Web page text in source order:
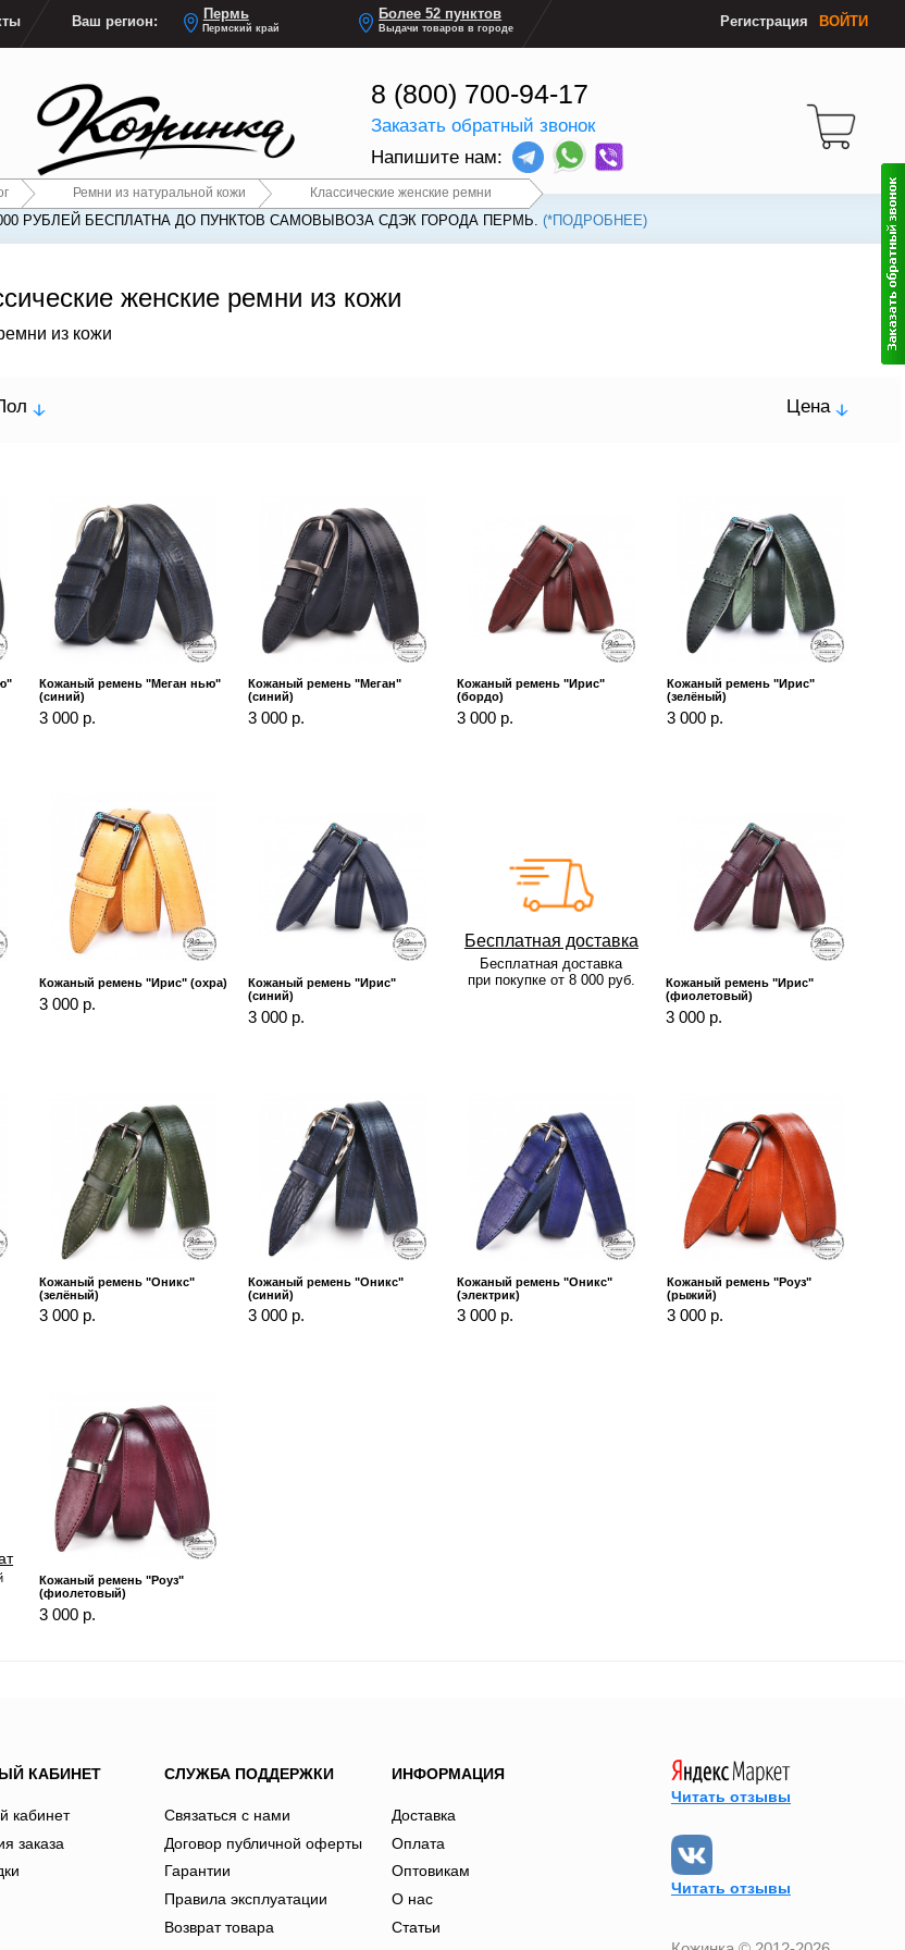
Ваш регион: Пермь
Пермский край
Более 52 пунктов
Выдачи товаров в городе Регистрация ВОЙТИ
8 (800) 700-94-17
Заказать обратный звонок
Напишите нам:
Ремни из натуральной кожи Классические женские ремни
РУБЛЕЙ БЕСПЛАТНА ДО ПУНКТОВ САМОВЫВОЗА СДЭК ГОРОДА ПЕРМЬ. (*ПОДРОБНЕЕ)
женские ремни из кожи
из кожи
Цена
Кожаный ремень "Меган нью"
(синий)
3 000 р.
Кожаный ремень "Меган"
(синий)
3 000 р.
Кожаный ремень "Ирис"
(бордо)
3 000 р.
Кожаный ремень "Ирис"
(зелёный)
3 000 р.
Кожаный ремень "Ирис" (охра)
3 000 р.
Кожаный ремень "Ирис"
(синий)
3 000 р.
Бесплатная доставка
Бесплатная доставка
при покупке от 8 000 руб.
Кожаный ремень "Ирис"
(фиолетовый)
3 000 р.
Кожаный ремень "Оникс"
(зелёный)
3 000 р.
Кожаный ремень "Оникс"
(синий)
3 000 р.
Кожаный ремень "Оникс"
(электрик)
3 000 р.
Кожаный ремень "Роуз"
(рыжий)
3 000 р.
Кожаный ремень "Роуз"
(фиолетовый)
3 000 р.
КАБИНЕТ
кабинет
заказа
СЛУЖБА ПОДДЕРЖКИ
Связаться с нами
Договор публичной оферты
Гарантии
Правила эксплуатации
Возврат товара
ИНФОРМАЦИЯ
Доставка
Оплата
Оптовикам
О нас
Статьи
Читать отзывы
Читать отзывы